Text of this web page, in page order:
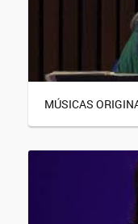
MÚSICAS